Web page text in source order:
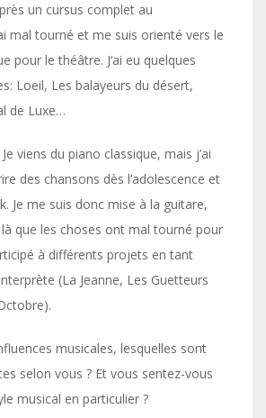
un cursus complet au
mal tourné et me suis orienté vers le
pour le théâtre. J‘ai eu quelques
Loeil, Les balayeurs du désert,
de Luxe…
Je viens du piano classique, mais j’ai
des chansons dès l’adolescence et
Je me suis donc mise à la guitare,
là que les choses ont mal tourné pour
à différents projets en tant
(La Jeanne, Les Guetteurs
musicales, lesquelles sont
selon vous ? Et vous sentez-vous
musical en particulier ?